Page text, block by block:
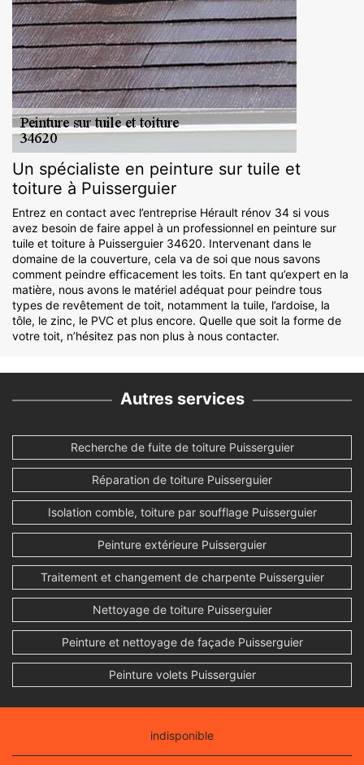
Un spécialiste en peinture sur tuile et
toiture à Puisserguier
Entrez en contact avec l’entreprise Hérault rénov 34 si vous
avez besoin de faire appel à un professionnel en peinture sur
tuile et toiture à Puisserguier 34620. Intervenant dans le
domaine de la couverture, cela va de soi que nous savons
comment peindre efficacement les toits. En tant qu’expert en la
matière, nous avons le matériel adéquat pour peindre tous
types de revêtement de toit, notamment la tuile, l’ardoise, la
tôle, le zinc, le PVC et plus encore. Quelle que soit la forme de
votre toit, n’hésitez pas non plus à nous contacter.
Autres services
Recherche de fuite de toiture Puisserguier
Réparation de toiture Puisserguier
Isolation comble, toiture par soufflage Puisserguier
Peinture extérieure Puisserguier
Traitement et changement de charpente Puisserguier
Nettoyage de toiture Puisserguier
Peinture et nettoyage de façade Puisserguier
Peinture volets Puisserguier
indisponible